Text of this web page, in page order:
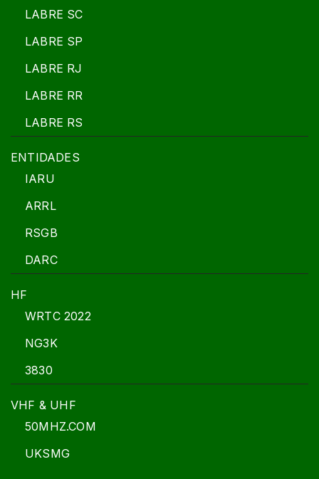
LABRE SC
LABRE SP
LABRE RJ
LABRE RR
LABRE RS
ENTIDADES
IARU
ARRL
RSGB
DARC
HF
WRTC 2022
NG3K
3830
VHF & UHF
50MHZ.COM
UKSMG